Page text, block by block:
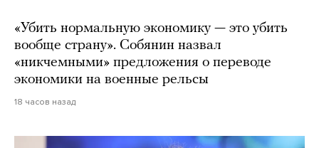
«Убить нормальную экономику — это убить
вообще страну». Собянин назвал
«никчемными» предложения о переводе
экономики на военные рельсы
18 часов назад